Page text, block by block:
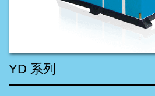
YD 系列